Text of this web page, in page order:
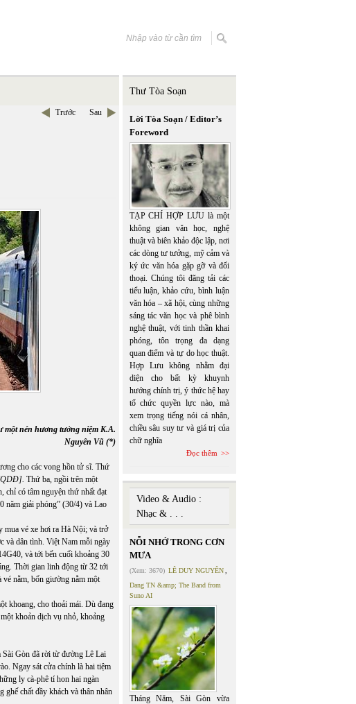
Trước Sau
một nén hương tưởng niệm K.A.
Nguyên Vũ (*)
cho các vong hồn tử sĩ. Thứ
Thứ ba, ngồi trên một
chỉ có tâm nguyện thứ nhất đạt
năm giải phóng” (30/4) và Lao
mua vé xe hơi ra Hà Nội; và trở
và dân tình. Việt Nam mỗi ngày
và tới bến cuối khoảng 30
Thời gian linh động từ 32 tới
nằm, bốn giường nằm một
khoang, cho thoải mái. Dù đang
khoản dịch vụ nhỏ, khoảng
Sài Gòn đã rời từ đường Lê Lai
Ngay sát cửa chính là hai tiệm
ly cà-phê tí hon hai ngàn
chất đầy khách và thân nhân
Thư Tòa Soạn
Lời Tòa Soạn / Editor’s
Foreword
TẠP CHÍ HỢP LƯU là một
không gian văn học, nghệ
thuật và biên khảo độc lập, nơi
các dòng tư tưởng, mỹ cảm và
ký ức văn hóa gặp gỡ và đối
thoại. Chúng tôi đăng tải các
tiểu luận, khảo cứu, bình luận
văn hóa – xã hội, cùng những
sáng tác văn học và phê bình
nghệ thuật, với tinh thần khai
phóng, tôn trọng đa dạng
quan điểm và tự do học thuật.
Hợp Lưu không nhằm đại
diện cho bất kỳ khuynh
hướng chính trị, ý thức hệ hay
tổ chức quyền lực nào, mà
xem trọng tiếng nói cá nhân,
chiều sâu suy tư và giá trị của
chữ nghĩa
Đọc thêm
Video & Audio :
Nhạc & . . .
NỖI NHỚ TRONG CƠN
MƯA
(Xem: 3670) LÊ DUY NGUYÊN
Dang TN &amp; The Band from
Suno AI
Tháng Năm, Sài Gòn vừa